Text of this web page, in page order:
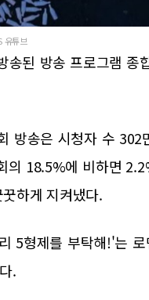
유튜브
송된 방송 프로그램
방송은 시청자 수
의 18.5%에 비하면
하게 지켜냈다.
5형제를 부탁해!'는
.